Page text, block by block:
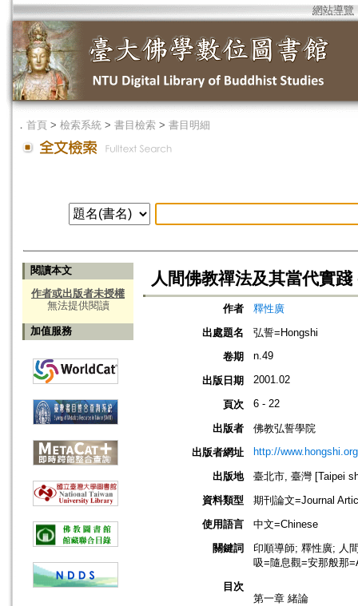
網站導覽
． 首頁 > 檢索系統 > 書目檢索 > 書目明細
閱讀本文
作者或出版者未授權
無法提供閱讀
加值服務
人間佛教禪法及其當代實
作者
釋性廣
出處題名
弘誓=Hongshi
卷期
n.49
出版日期 2001.02
頁次 6 - 22
出版者
佛教弘誓學院
出版者網址
http://
出版地
臺北市, 臺灣 [Taipei
資料類型
期刊論文=Journal
使用語言
中文=Chinese
關鍵詞
印順導師; 釋性廣; 人
吸=隨息觀=安那般那
目次
第一章 緒論